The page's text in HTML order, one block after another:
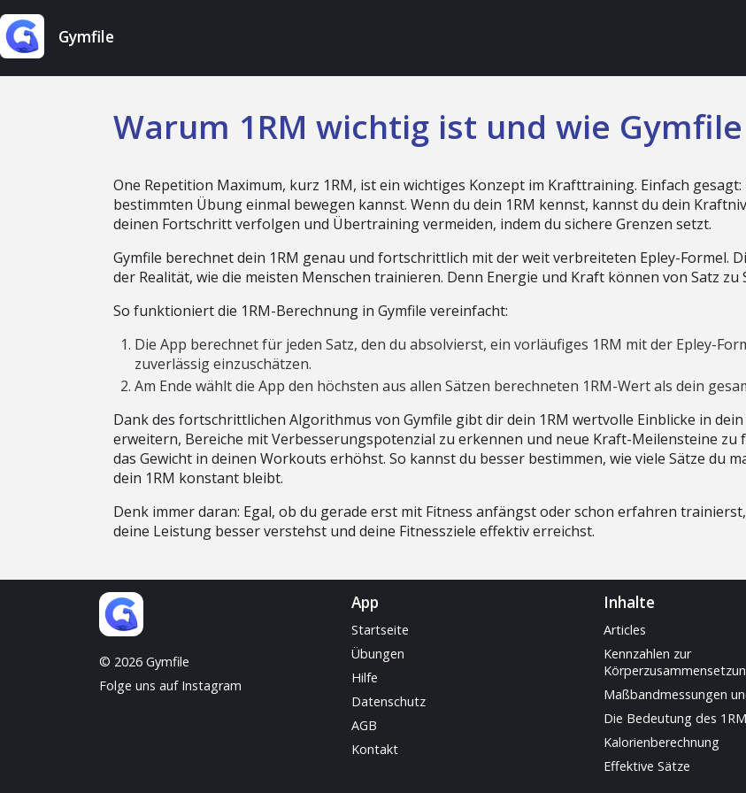
Gymfile
Warum 1RM wichtig ist und wie
One Repetition Maximum, kurz 1RM, ist ein wichtiges Konzept im Krafttraining. Einfach gesagt:
bestimmten Übung einmal bewegen kannst. Wenn du dein 1RM kennst, kannst du dein
deinen Fortschritt verfolgen und Übertraining vermeiden, indem du sichere Grenzen setzt.
Gymfile berechnet dein 1RM genau und fortschrittlich mit der weit verbreiteten Epley-Formel.
der Realität, wie die meisten Menschen trainieren. Denn Energie und Kraft können von Satz zu
So funktioniert die 1RM-Berechnung in Gymfile vereinfacht:
Die App berechnet für jeden Satz, den du absolvierst, ein vorläufiges 1RM mit der Epley-
zuverlässig einzuschätzen.
Am Ende wählt die App den höchsten aus allen Sätzen berechneten 1RM-Wert als dein
Dank des fortschrittlichen Algorithmus von Gymfile gibt dir dein 1RM wertvolle Einblicke in
erweitern, Bereiche mit Verbesserungspotenzial zu erkennen und neue Kraft-Meilensteine zu
das Gewicht in deinen Workouts erhöhst. So kannst du besser bestimmen, wie viele Sätze du
dein 1RM konstant bleibt.
Denk immer daran: Egal, ob du gerade erst mit Fitness anfängst oder schon erfahren
deine Leistung besser verstehst und deine Fitnessziele effektiv erreichst.
© 2026 Gymfile
Folge uns auf Instagram
App
Startseite
Übungen
Hilfe
Datenschutz
AGB
Kontakt
Inhalte
Articles
Kennzahlen zur
Maßbandmessungen
Die Bedeutung des 1RM
Kalorienberechnung
Effektive Sätze